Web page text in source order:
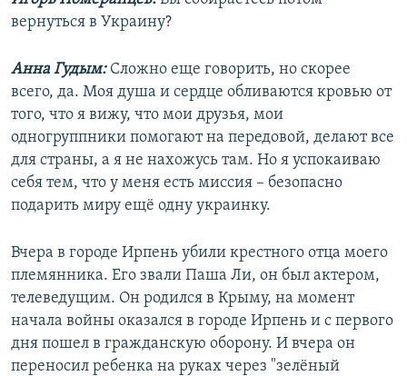
вернуться в Украину?
Анна Гудым: Сложно еще говорить, но скорее
всего, да. Моя душа и сердце обливаются кровью от
того, что я вижу, что мои друзья, мои
одногруппники помогают на передовой, делают все
для страны, а я не нахожусь там. Но я успокаиваю
себя тем, что у меня есть миссия – безопасно
подарить миру ещё одну украинку.
Вчера в городе Ирпень убили крестного отца моего
племянника. Его звали Паша Ли, он был актером,
телеведущим. Он родился в Крыму, на момент
начала войны оказался в городе Ирпень и с первого
дня пошел в гражданскую оборону. И вчера он
переносил ребенка на руках через "зелёный